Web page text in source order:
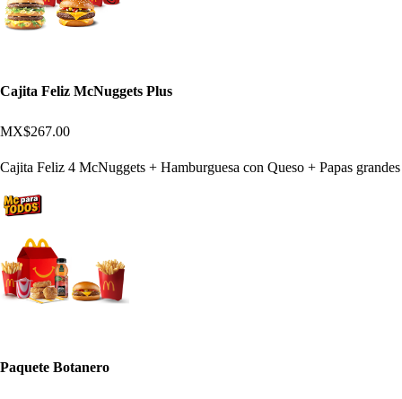
Cajita Feliz McNuggets Plus
MX$267.00
Cajita Feliz 4 McNuggets + Hamburguesa con Queso + Papas grandes
Paquete Botanero